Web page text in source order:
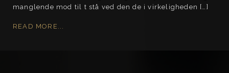
manglende mod til t stå ved den de i virkeligheden […]
READ MORE...